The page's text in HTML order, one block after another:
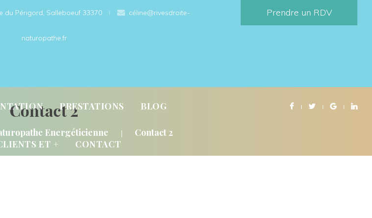
du Périgord, Salleboeuf 33370 céline@rivesdroite-
naturopathe.fr
Prendre un RDV
PRESTATIONS
PRESTATIONS/CONSULTATIONS
BLOG
ET +
CONTACT
Contact 2
Energéticienne | Contact 2